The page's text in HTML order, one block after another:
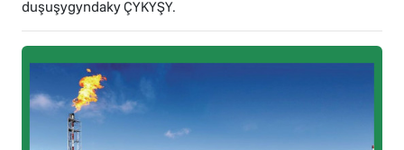
duşuşygyndaky ÇYKYŞY.